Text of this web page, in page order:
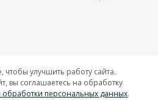
улучшить работу сайта.
вы соглашаетесь на обработку
обработки персональных данных.